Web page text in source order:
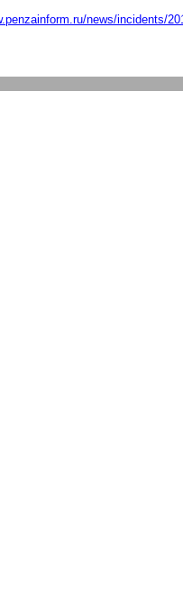
news/incidents/